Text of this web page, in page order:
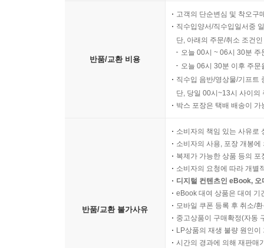
반품/교환 비용
고객의 단순변심 및 착오구
직수입양서/직수입일서중
단, 아래의 주문/취소 조건
오늘 00시 ~ 06시 30분
오늘 06시 30분 이후 주
직수입 음반/영상물/기프트
단, 당일 00시~13시 사이의
박스 포장은 택배 배송이
반품/교환 불가사유
소비자의 책임 있는 사유로
소비자의 사용, 포장 개봉
복제가 가능한 상품 등의
소비자의 요청에 따라 개별
디지털 컨텐츠인 eBook,
eBook 대여 상품은 대여 기
모바일 쿠폰 등록 후 취소/
중고상품이 구매확정(자동
LP상품의 재생 불량 원인
시간의 경과에 의해 재판매